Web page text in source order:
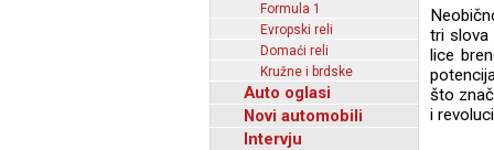
Formula 1
Evropski reli
Domaći reli
Kružne i brdske
Auto oglasi
Novi automobili
Intervju
tri slova
lice
što
i